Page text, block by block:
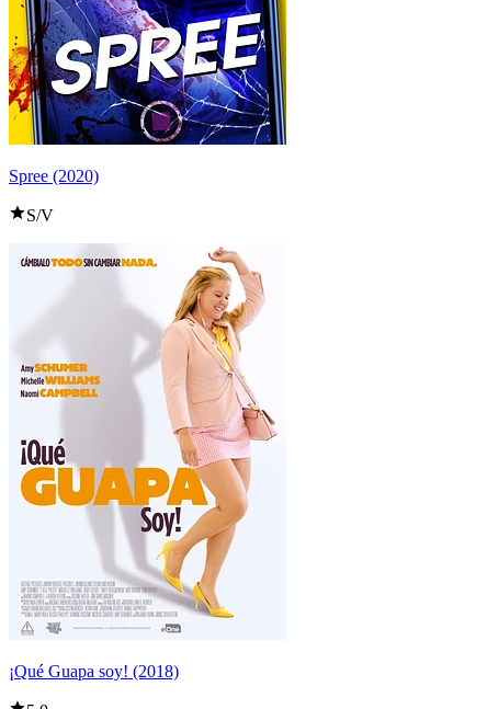
Spree (2020)
S/V
¡Qué Guapa soy! (2018)